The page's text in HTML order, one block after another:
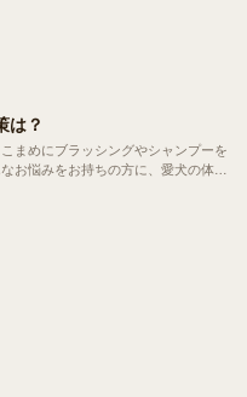
は？
まめにブラッシングやシャンプーを
お悩みをお持ちの方に、愛犬の体臭